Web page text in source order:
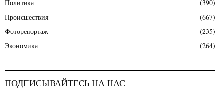
Политика
(390)
Происшествия
(667)
Фоторепортаж
(235)
Экономика
(264)
ПОДПИСЫВАЙТЕСЬ НА НАС